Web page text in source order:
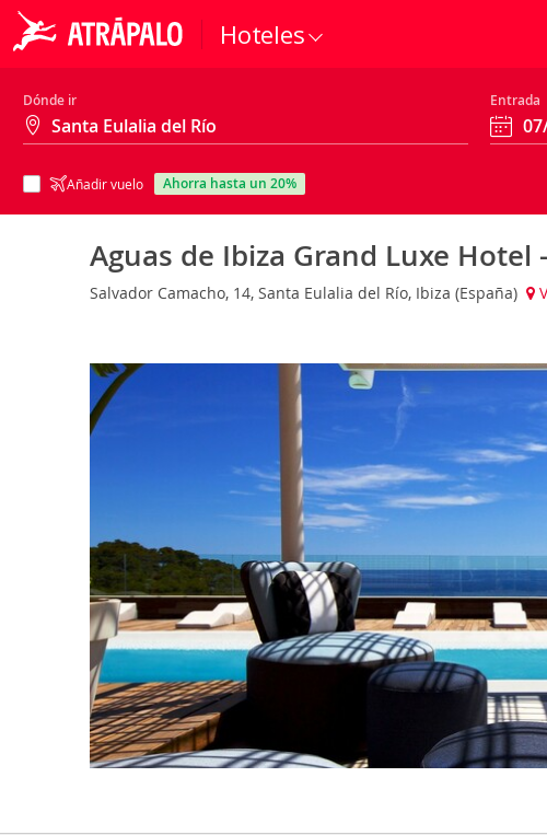
Hoteles
Dónde ir Entrada
Añadir vuelo ahorra hasta un 20%
Aguas de Ibiza Grand Luxe
Salvador Camacho, 14, Santa Eulalia del Río, Ibiza (España)